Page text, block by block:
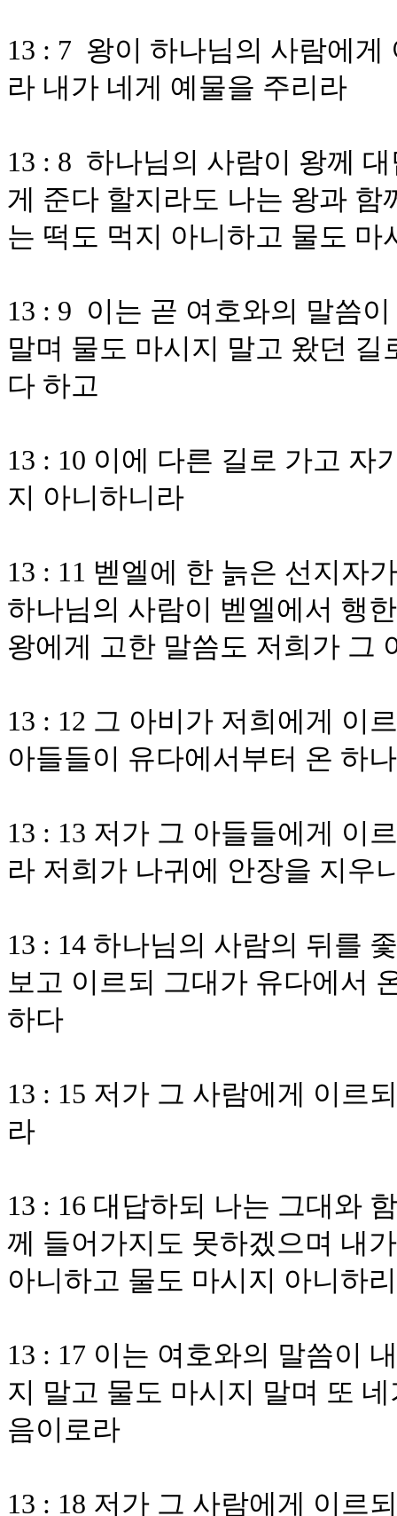
13 : 7 왕이 하나님의 사람에
라 내가 네게 예물을 주리라
13 : 8 하나님의 사람이 왕께
게 준다 할지라도 나는 왕과
는 떡도 먹지 아니하고 물도 마
13 : 9 이는 곧 여호와의 말씀
말며 물도 마시지 말고 왔던
다 하고
13 : 10 이에 다른 길로 가고 자
지 아니하니라
13 : 11 벧엘에 한 늙은 선지자
하나님의 사람이 벧엘에서 행
왕에게 고한 말씀도 저희가 그
13 : 12 그 아비가 저희에게 이
아들들이 유다에서부터 온 하
13 : 13 저가 그 아들들에게 이
라 저희가 나귀에 안장을 지우
13 : 14 하나님의 사람의 뒤를
보고 이르되 그대가 유다에서
하다
13 : 15 저가 그 사람에게 이르
라
13 : 16 대답하되 나는 그대와
께 들어가지도 못하겠으며 내
아니하고 물도 마시지 아니하
13 : 17 이는 여호와의 말씀이
지 말고 물도 마시지 말며 또
음이로라
13 : 18 저가 그 사람에게 이르